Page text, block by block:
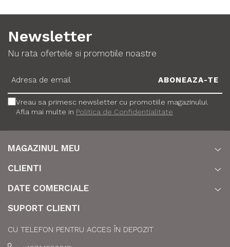
Newsletter
Nu rata ofertele si promotiile noastre
Vreau sa primesc newsletter cu promotiile magazinului.
Afla mai multe in Politica de Confidentialitate
MAGAZINUL MEU
CLIENTI
DATE COMERCIALE
SUPORT CLIENTI
CU TELEFON PENTRU ACCES ÎN DEPOZIT